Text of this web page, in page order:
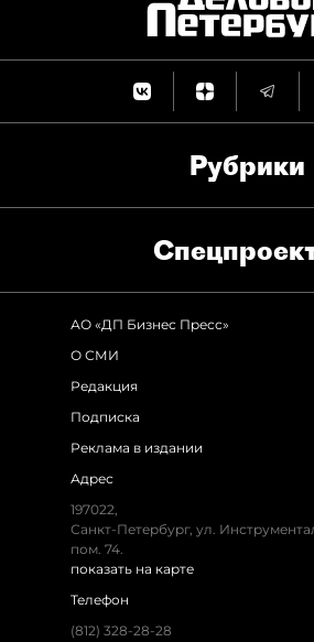
Рубрики
АО «ДП Бизнес Пресс»
О СМИ
Редакция
Подписка
Реклама в издании
Адрес
197022,
Санкт-Петербург, ул.
пом. 74.
показать на карте
Телефон
(812) 328-28-28